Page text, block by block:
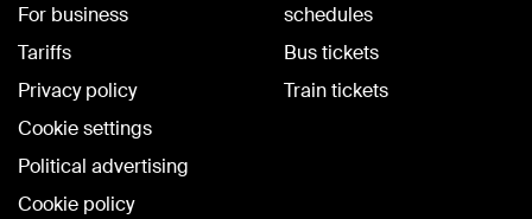
For business
Tariffs
Privacy policy
Cookie settings
Political advertising
Cookie policy
schedules
Bus tickets
Train tickets